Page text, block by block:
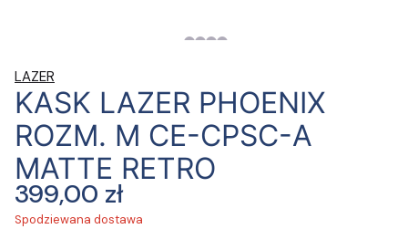
LAZER
KASK LAZER PHOENIX
ROZM. M CE-CPSC-A
MATTE RETRO
Cena
399,00 zł
Spodziewana dostawa